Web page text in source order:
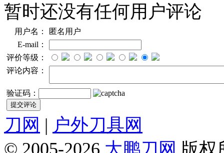
暂时还没有任何用户评论
用户名：
匿名用户
E-mail：
评价等级：
评论内容：
验证码：
刀网 | 户外刀具网